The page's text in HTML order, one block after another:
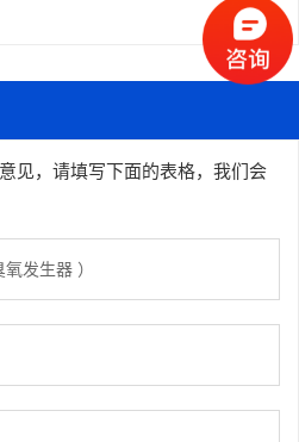
见，请填写下面的表格，我们会